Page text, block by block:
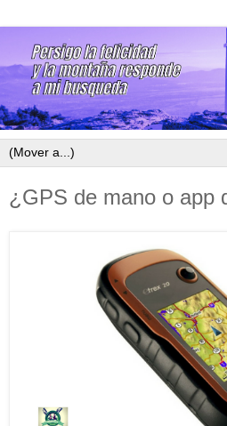
¿GPS de mano o app